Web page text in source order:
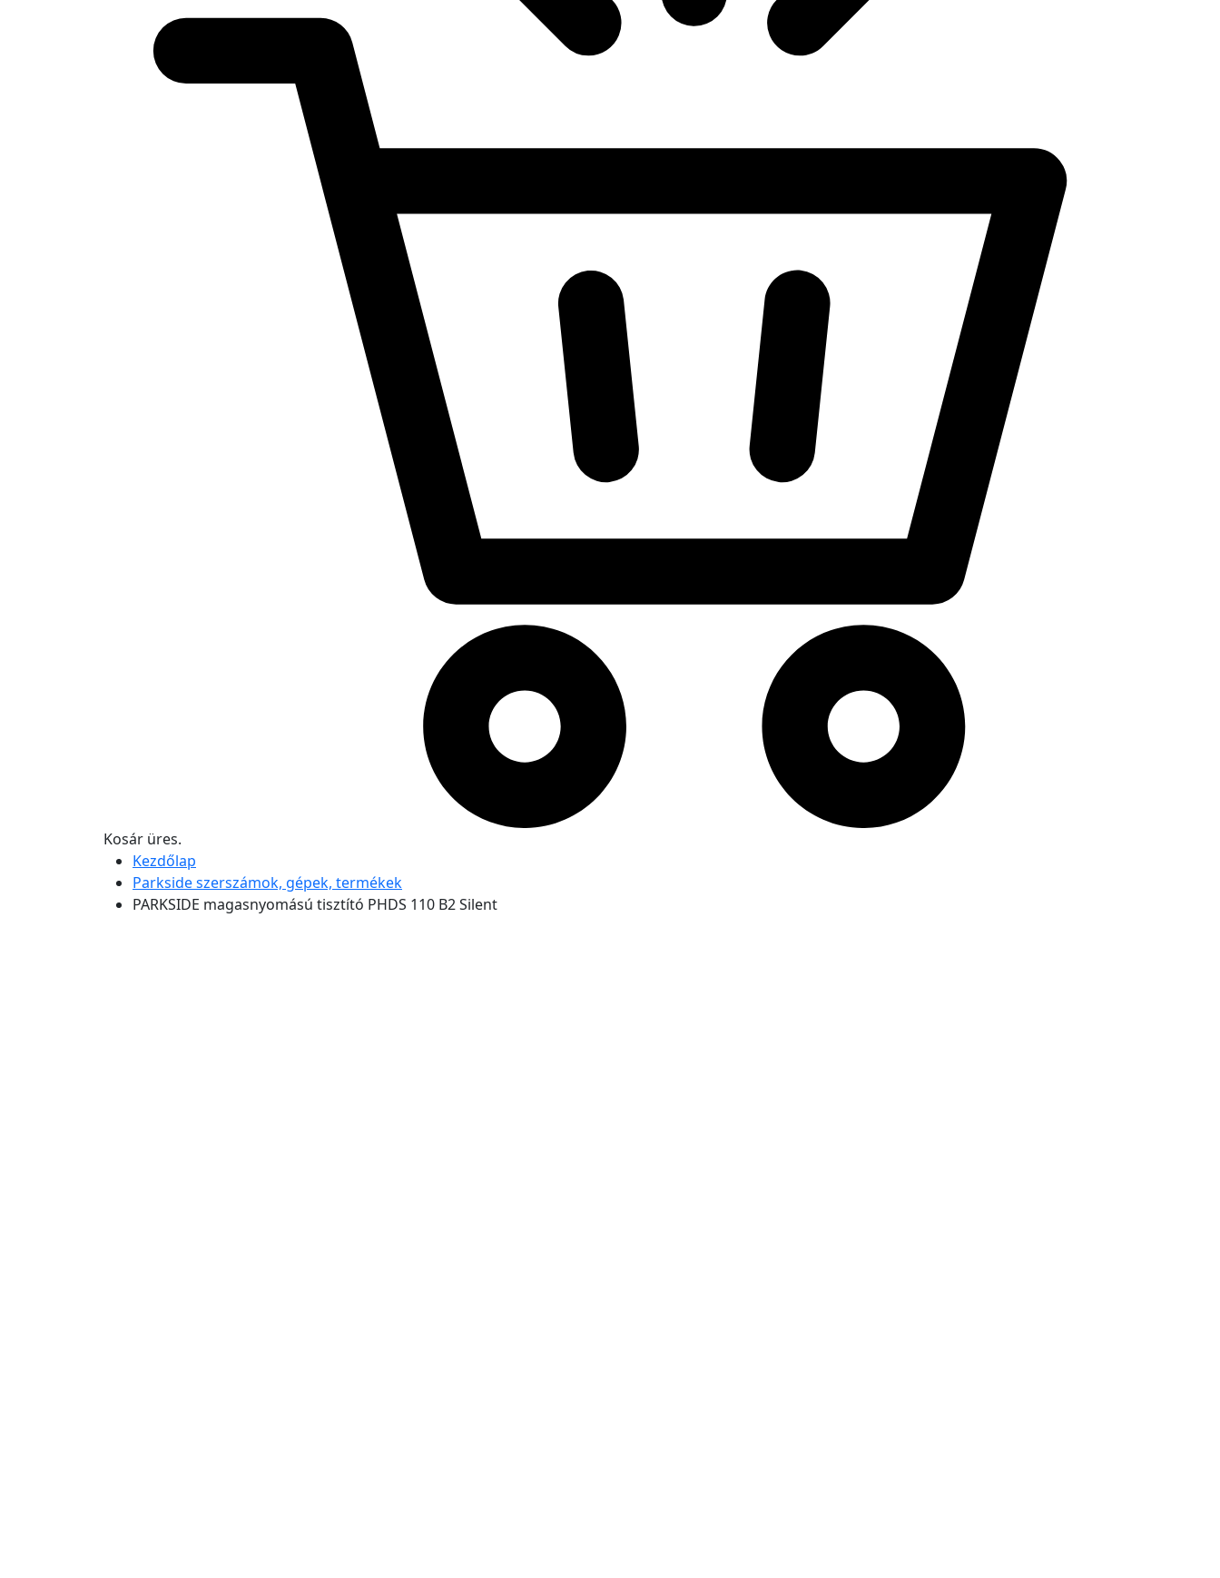
Kosár üres.
Kezdőlap
Parkside szerszámok, gépek, termékek
PARKSIDE magasnyomású tisztító PHDS 110 B2 Silent